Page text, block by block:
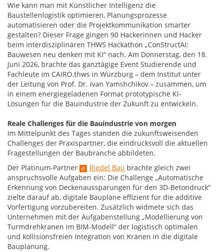
Wie kann man mit Künstlicher Intelligenz die
Baustellenlogistik optimieren, Planungsprozesse
automatisieren oder die Projektkommunikation smarter
gestalten? Dieser Frage gingen 90 Hackerinnen und Hacker
beim interdisziplinären THWS Hackathon „ConStructAI:
Bauwesen neu denken mit KI“ nach. Am Donnerstag, den 18.
Juni 2026, brachte das ganztägige Event Studierende und
Fachleute im CAIRO.thws in Würzburg – dem Institut unter
der Leitung von Prof. Dr. Ivan Yamshchikov – zusammen, um
in einem energiegeladenen Format prototypische KI-
Lösungen für die Bauindustrie der Zukunft zu entwickeln.
Reale Challenges für die Bauindustrie von morgen
Im Mittelpunkt des Tages standen die zukunftsweisenden
Challenges der Praxispartner, die eindrucksvoll die aktuellen
Fragestellungen der Baubranche abbildeten.
Der Platinum-Partner
Riedel Bau brachte gleich zwei
anspruchsvolle Aufgaben ein: Die Challenge „Automatische
Erkennung von Deckenaussparungen für den 3D-Betondruck“
zielte darauf ab, digitale Baupläne effizient für die additive
Vorfertigung vorzubereiten. Zusätzlich widmete sich das
Unternehmen mit der Aufgabenstellung „Modellierung von
Turmdrehkranen im BIM-Modell“ der logistisch optimalen
und kollisionsfreien Integration von Kränen in die digitale
Bauplanung.